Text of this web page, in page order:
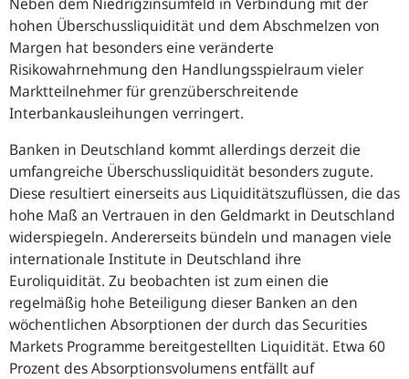
hohen Überschussliquidität und dem Abschmelzen von
Margen hat besonders eine veränderte
Risikowahrnehmung den Handlungsspielraum vieler
Marktteilnehmer für grenzüberschreitende
Interbankausleihungen verringert.
Banken in Deutschland kommt allerdings derzeit die
umfangreiche Überschussliquidität besonders zugute.
Diese resultiert einerseits aus Liquiditätszuflüssen, die das
hohe Maß an Vertrauen in den Geldmarkt in Deutschland
widerspiegeln. Andererseits bündeln und managen viele
internationale Institute in Deutschland ihre
Euroliquidität. Zu beobachten ist zum einen die
regelmäßig hohe Beteiligung dieser Banken an den
wöchentlichen Absorptionen der durch dasSecurities
Markets Programme bereitgestellten Liquidität. Etwa 60
Prozent des Absorptionsvolumens entfällt auf